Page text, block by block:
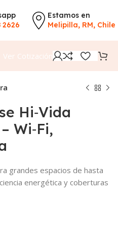
2626
Estamos en
Melipilla, RM, Chile
Ver Cotización
Hi‑Vida
Wi‑Fi,
grandes espacios de hasta
energética y coberturas